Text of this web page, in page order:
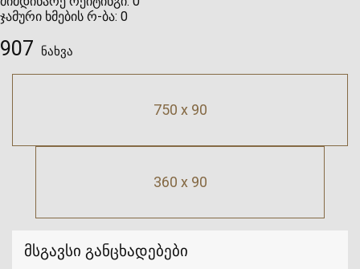
360 x 90
მსგავსი განცხადებები
ჯამური ხმების რ-ბა: 0
907 ნახვა
750 x 90